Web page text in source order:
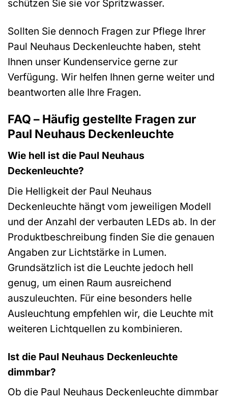
schützen Sie sie vor Spritzwasser.
Sollten Sie dennoch Fragen zur Pflege Ihrer
Paul Neuhaus Deckenleuchte haben, steht
Ihnen unser Kundenservice gerne zur
Verfügung. Wir helfen Ihnen gerne weiter und
beantworten alle Ihre Fragen.
FAQ – Häufig gestellte Fragen zur
Paul Neuhaus Deckenleuchte
Wie hell ist die Paul Neuhaus
Deckenleuchte?
Die Helligkeit der Paul Neuhaus
Deckenleuchte hängt vom jeweiligen Modell
und der Anzahl der verbauten LEDs ab. In der
Produktbeschreibung finden Sie die genauen
Angaben zur Lichtstärke in Lumen.
Grundsätzlich ist die Leuchte jedoch hell
genug, um einen Raum ausreichend
auszuleuchten. Für eine besonders helle
Ausleuchtung empfehlen wir, die Leuchte mit
weiteren Lichtquellen zu kombinieren.
Ist die Paul Neuhaus Deckenleuchte
dimmbar?
Ob die Paul Neuhaus Deckenleuchte dimmbar